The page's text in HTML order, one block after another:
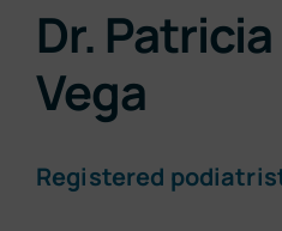
Dr.
Vega
Registered